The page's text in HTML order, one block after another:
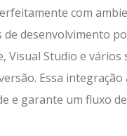
com
desenvolvimento
Visual Studio e vários
Essa integração
e garante um fluxo